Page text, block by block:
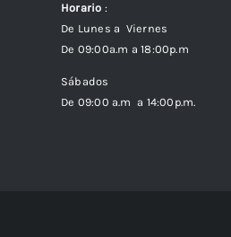
Horario :
De Lunes a Viernes
De 09:00a.m a 18:00p.m
Sábados
De 09:00 a.m a 14:00p.m.